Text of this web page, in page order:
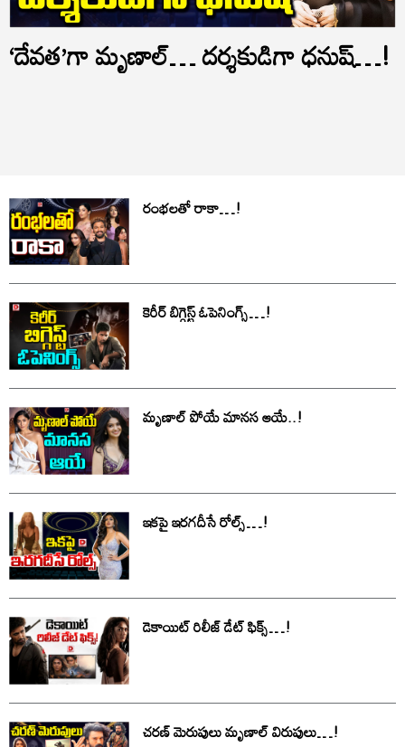
‘దేవత’గా మృణాల్… దర్శకుడిగా ధనుష్…!
రంభలతో రాకా…!
కెరీర్‌ బిగ్గెస్ట్ ఓపెనింగ్స్…!
మృణాల్ పోయే మానస ఆయే..!
ఇకపై ఇరగదీసే రోల్స్…!
డెకాయిట్ రిలీజ్ డేట్ ఫిక్స్…!
చరణ్ మెరుపులు మృణాల్ విరుపులు…!